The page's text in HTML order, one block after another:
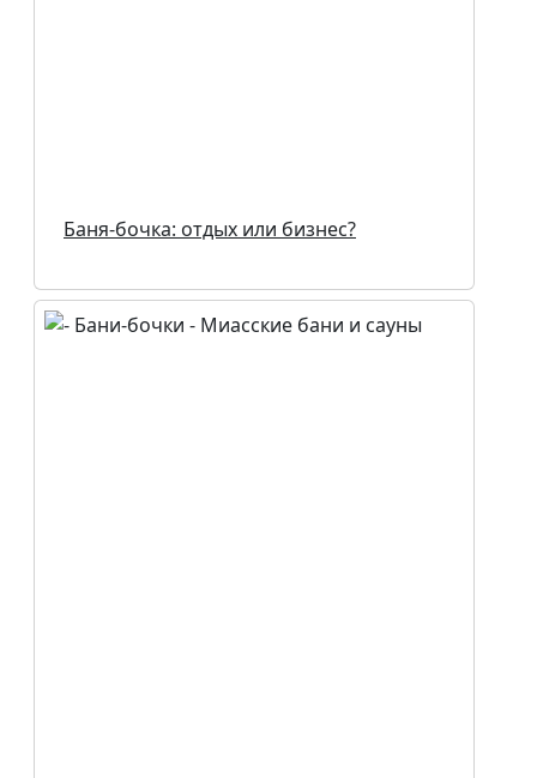
Баня-бочка: отдых или бизнес?